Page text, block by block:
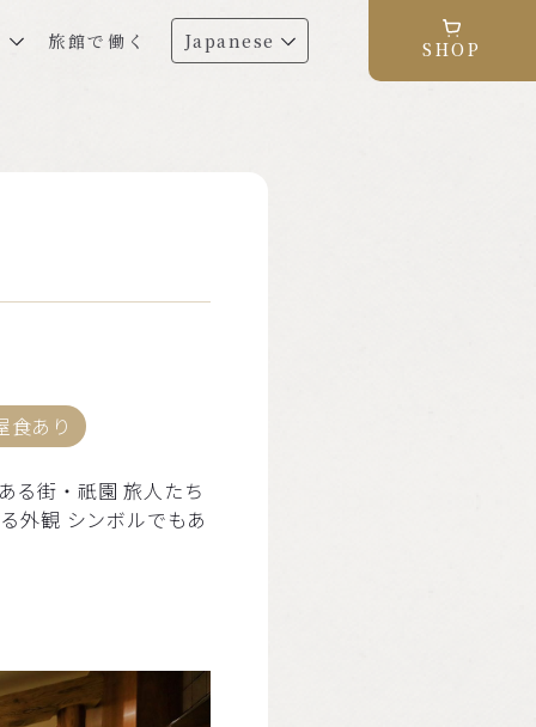
旅館で働く Japanese SHOP
食あり
る街・祇園 旅人たち
外観 シンボルでもあ